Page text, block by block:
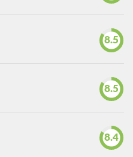
8.5
8.5
8.4